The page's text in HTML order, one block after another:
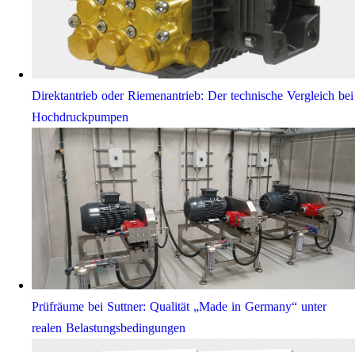
Direktantrieb oder Riemenantrieb: Der technische Vergleich bei
Hochdruckpumpen
Prüfräume bei Suttner: Qualität „Made in Germany“ unter
realen Belastungsbedingungen